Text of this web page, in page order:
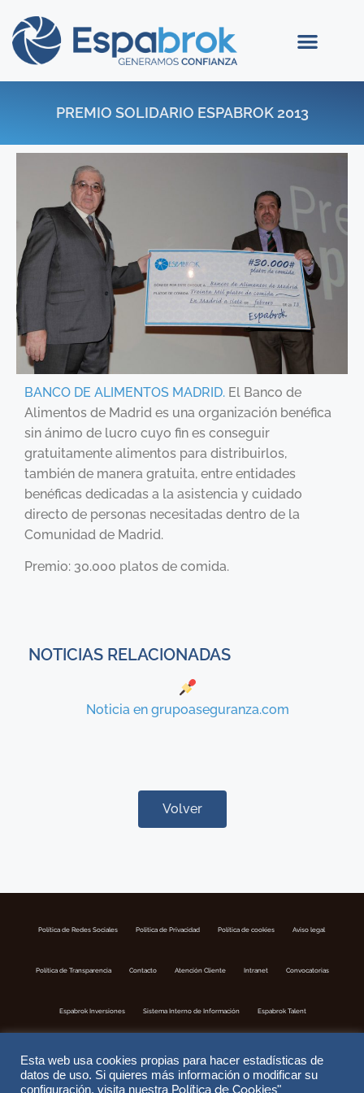
PREMIO SOLIDARIO ESPABROK 2013
BANCO DE ALIMENTOS MADRID. El Banco de
Alimentos de Madrid es una organización benéfica
sin ánimo de lucro cuyo fin es conseguir
gratuitamente alimentos para distribuirlos,
también de manera gratuita, entre entidades
benéficas dedicadas a la asistencia y cuidado
directo de personas necesitadas dentro de la
Comunidad de Madrid.
Premio: 30.000 platos de comida.
NOTICIAS RELACIONADAS
Noticia en grupoaseguranza.com
Volver
Política de Redes Sociales Politica de Privacidad Política de cookies Aviso legal
Política de Transparencia Contacto Atención Cliente Intranet Convocatorias
Espabrok Inversiones Sistema Interno de Información Espabrok Talent
Esta web usa cookies propias para hacer estadísticas de
datos de uso. Si quieres más información o modificar su
configuración, visita nuestra Política de Cookies"